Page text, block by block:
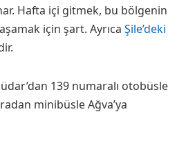
Hafta içi gitmek, bu bölgenin
için şart. Ayrıca Şile’deki
139 numaralı otobüsle
minibüsle Ağva’ya